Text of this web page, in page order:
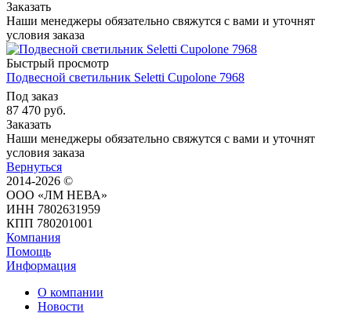
Заказать
Наши менеджеры обязательно свяжутся с вами и уточнят
условия заказа
Быстрый просмотр
Подвесной светильник Seletti Cupolone 7968
Под заказ
87 470 руб.
Заказать
Наши менеджеры обязательно свяжутся с вами и уточнят
условия заказа
Вернуться
2014-2026 ©
ООО «ЛМ НЕВА»
ИНН 7802631959
КПП 780201001
Компания
Помощь
Информация
О компании
Новости